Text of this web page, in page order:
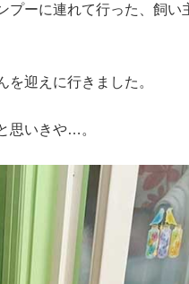
プーに連れて行った、飼い
迎えに行きました。
思いきや…。